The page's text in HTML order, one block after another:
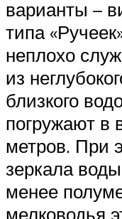
варианты –
типа
неплохо
из
близкого
погружают в
метров. При
зеркала
менее
мелководья